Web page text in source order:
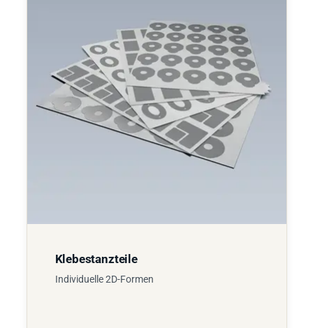
Klebestanzteile
Individuelle 2D-Formen